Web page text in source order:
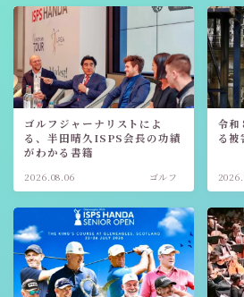
ゴルフジャーナリストによ
る、半田晴久ISPS会長の功績
がわかる書籍
2026.08.06 ゴルフ
令和
る被